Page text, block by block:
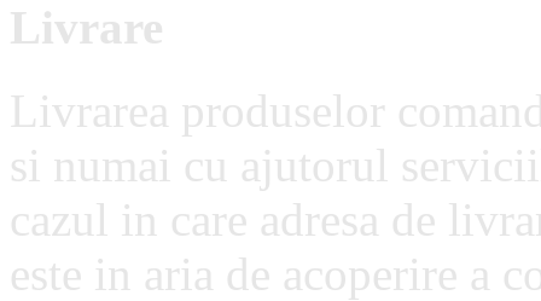
Livrare
Livrarea produselor
si numai cu ajutorul
cazul in care adresa de
este in aria de acoperire a